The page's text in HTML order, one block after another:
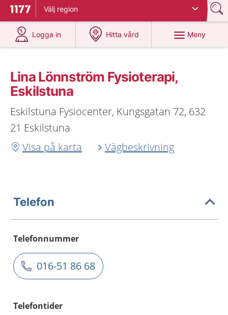
Till startsidan för 1177
Välj region
Logga in
på 1177.se
Hitta vård
på 1177.se
Meny
Lina Lönnström Fysioterapi,
Eskilstuna
Eskilstuna Fysiocenter, Kungsgatan 72, 632
21 Eskilstuna
Visa på karta
Vägbeskrivning
Telefon
Telefonnummer
016-51 86 68
Telefontider